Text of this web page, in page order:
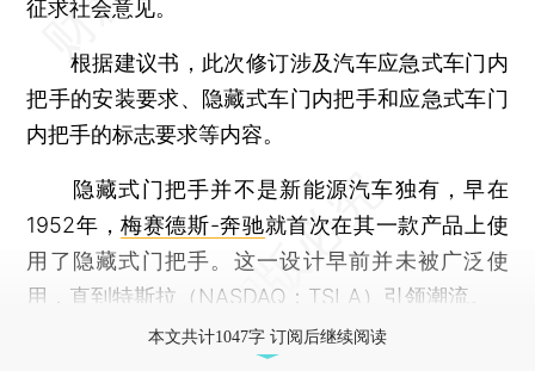
征求社会意见。
根据建议书，此次修订涉及汽车应急式车门内
把手的安装要求、隐藏式车门内把手和应急式车门
内把手的标志要求等内容。
隐藏式门把手并不是新能源汽车独有，早在
1952年，梅赛德斯-奔驰就首次在其一款产品上使
用了隐藏式门把手。这一设计早前并未被广泛使
用，直到特斯拉（NASDAQ：TSLA）引领潮流。
本文共计1047字 订阅后继续阅读